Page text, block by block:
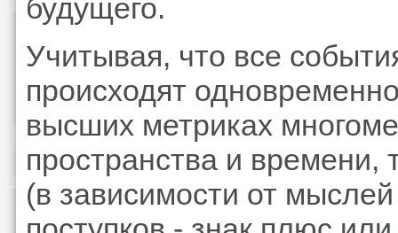
будущего.
Учитывая, что все
происходят
высших метриках
пространства и времени,
(в зависимости от